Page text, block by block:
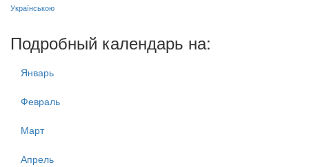
Українською
Подробный календарь на:
Январь
Февраль
Март
Апрель